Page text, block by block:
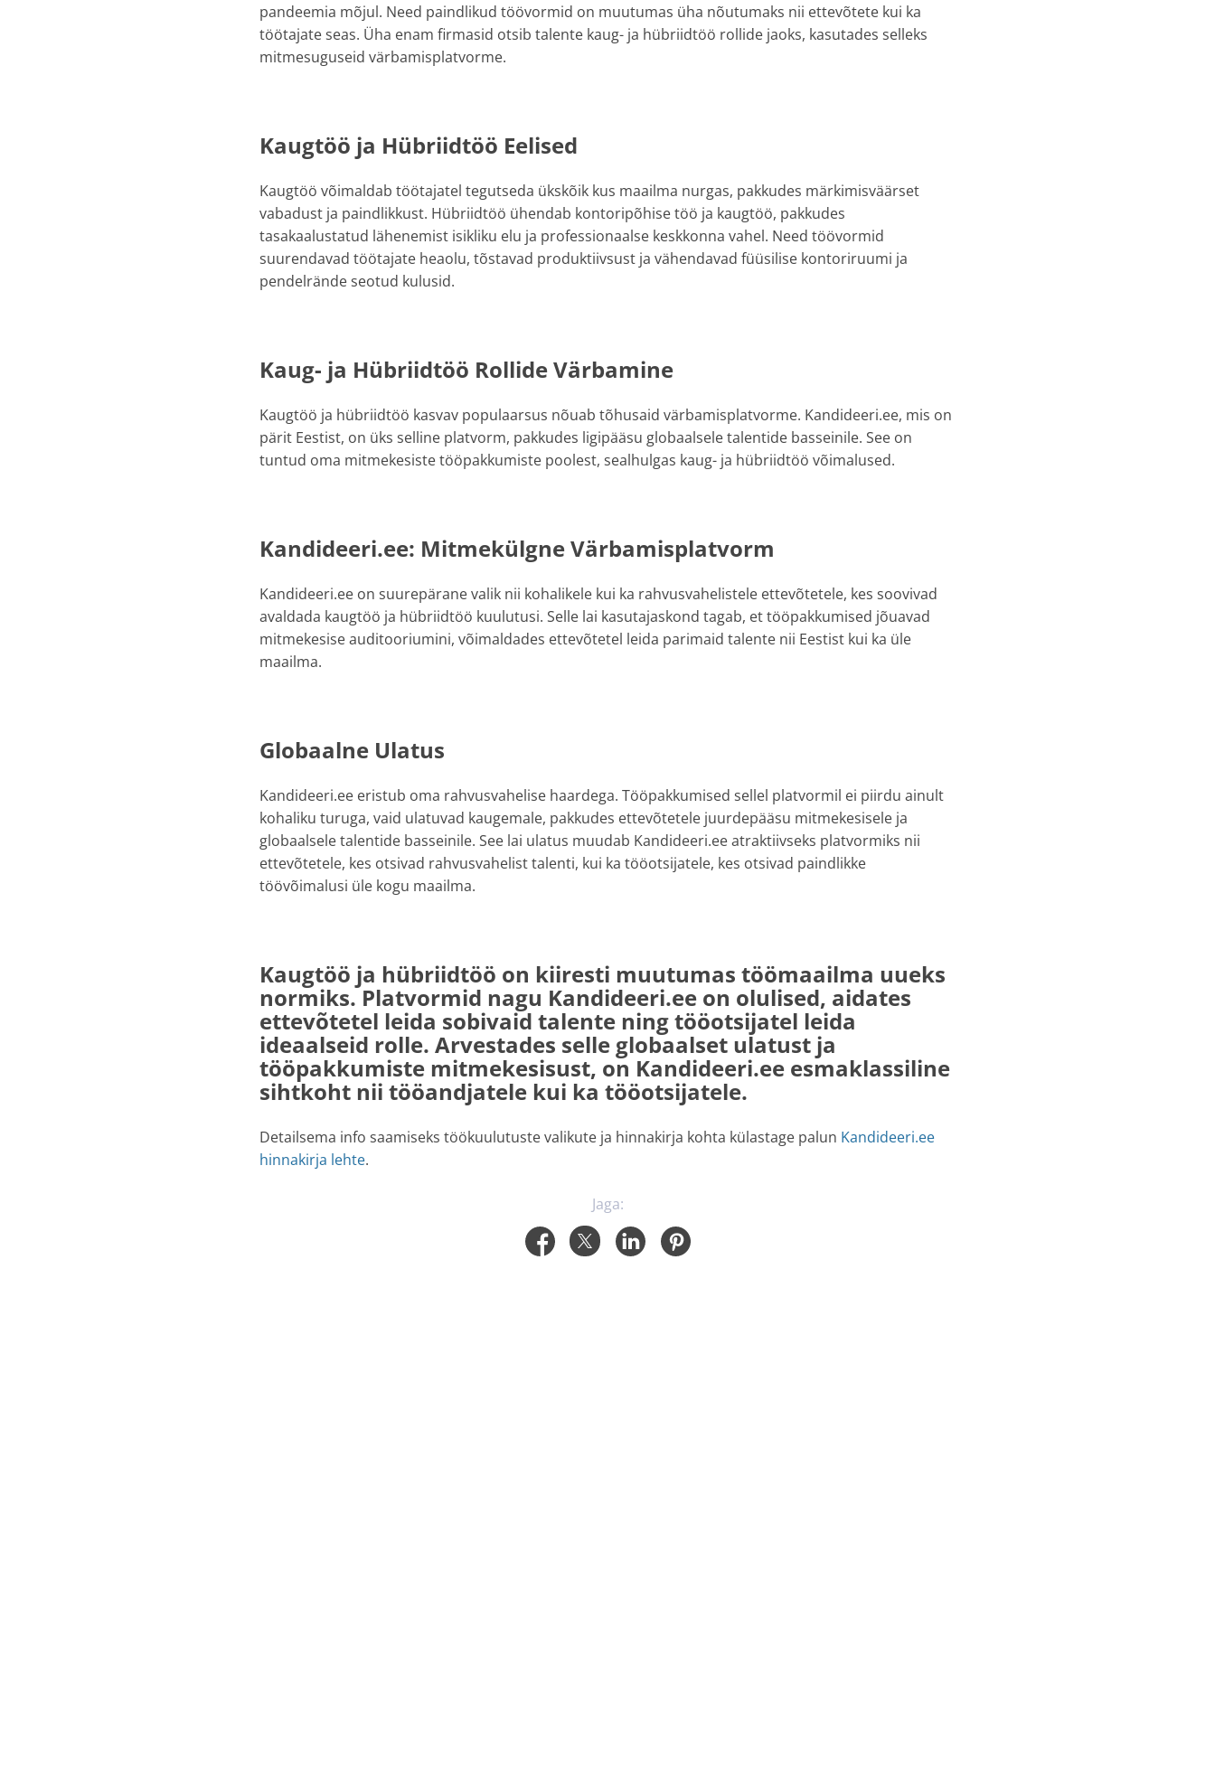
pandeemia mõjul. Need paindlikud töövormid on muutumas üha nõutumaks nii ettevõtete kui ka
töötajate seas. Üha enam firmasid otsib talente kaug- ja hübriidtöö rollide jaoks, kasutades selleks
mitmesuguseid värbamisplatvorme.
Kaugtöö ja Hübriidtöö Eelised
Kaugtöö võimaldab töötajatel tegutseda ükskõik kus maailma nurgas, pakkudes märkimisväärset
vabadust ja paindlikkust. Hübriidtöö ühendab kontoripõhise töö ja kaugtöö, pakkudes
tasakaalustatud lähenemist isikliku elu ja professionaalse keskkonna vahel. Need töövormid
suurendavad töötajate heaolu, tõstavad produktiivsust ja vähendavad füüsilise kontoriruumi ja
pendelrände seotud kulusid.
Kaug- ja Hübriidtöö Rollide Värbamine
Kaugtöö ja hübriidtöö kasvav populaarsus nõuab tõhusaid värbamisplatvorme. Kandideeri.ee, mis on
pärit Eestist, on üks selline platvorm, pakkudes ligipääsu globaalsele talentide basseinile. See on
tuntud oma mitmekesiste tööpakkumiste poolest, sealhulgas kaug- ja hübriidtöö võimalused.
Kandideeri.ee: Mitmekülgne Värbamisplatvorm
Kandideeri.ee on suurepärane valik nii kohalikele kui ka rahvusvahelistele ettevõtetele, kes soovivad
avaldada kaugtöö ja hübriidtöö kuulutusi. Selle lai kasutajaskond tagab, et tööpakkumised jõuavad
mitmekesise auditooriumini, võimaldades ettevõtetel leida parimaid talente nii Eestist kui ka üle
maailma.
Globaalne Ulatus
Kandideeri.ee eristub oma rahvusvahelise haardega. Tööpakkumised sellel platvormil ei piirdu ainult
kohaliku turuga, vaid ulatuvad kaugemale, pakkudes ettevõtetele juurdepääsu mitmekesisele ja
globaalsele talentide basseinile. See lai ulatus muudab Kandideeri.ee atraktiivseks platvormiks nii
ettevõtetele, kes otsivad rahvusvahelist talenti, kui ka tööotsijatele, kes otsivad paindlikke
töövõimalusi üle kogu maailma.
Kaugtöö ja hübriidtöö on kiiresti muutumas töömaailma uueks
normiks. Platvormid nagu Kandideeri.ee on olulised, aidates
ettevõtetel leida sobivaid talente ning tööotsijatel leida
ideaalseid rolle. Arvestades selle globaalset ulatust ja
tööpakkumiste mitmekesisust, on Kandideeri.ee esmaklassiline
sihtkoht nii tööandjatele kui ka tööotsijatele.
Detailsema info saamiseks töökuulutuste valikute ja hinnakirja kohta külastage palun Kandideeri.ee
hinnakirja lehte.
Jaga: